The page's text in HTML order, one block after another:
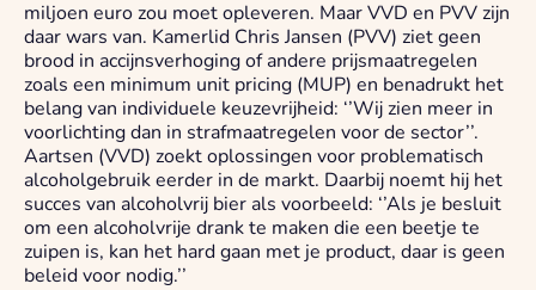
miljoen euro zou moet opleveren. Maar VVD en PVV zijn
daar wars van. Kamerlid Chris Jansen (PVV) ziet geen
brood in accijnsverhoging of andere prijsmaatregelen
zoals een minimum unit pricing (MUP) en benadrukt het
belang van individuele keuzevrijheid: ‘’Wij zien meer in
voorlichting dan in strafmaatregelen voor de sector’’.
Aartsen (VVD) zoekt oplossingen voor problematisch
alcoholgebruik eerder in de markt. Daarbij noemt hij het
succes van alcoholvrij bier als voorbeeld: ‘’Als je besluit
om een alcoholvrije drank te maken die een beetje te
zuipen is, kan het hard gaan met je product, daar is geen
beleid voor nodig.’’